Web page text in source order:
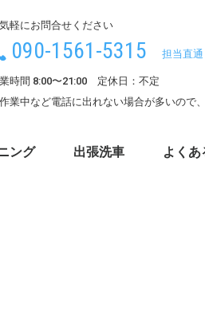
軽にお問合せください
090-1561-5315 担当直
時間 8:00〜21:00 定休日：不定
業中など電話に出れない場合が多いので
ング 出張洗車 よくあ